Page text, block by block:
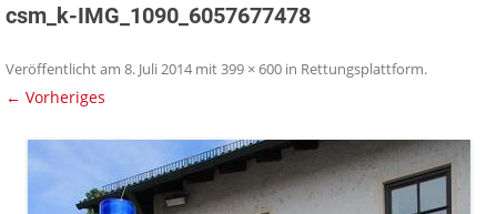
csm_k-IMG_1090_6057677478
Veröffentlicht am 8. Juli 2014 mit399 × 600 in Rettungsplattform.
← Vorheriges